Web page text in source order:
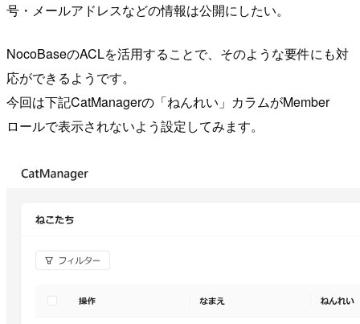
号・メールアドレスなどの情報は公開にしたい。
NocoBaseのACLを活用することで、そのような要件にも対
応ができるようです。
今回は下記CatManagerの「ねんれい」カラムがMember
ロールで表示されないよう設定してみます。